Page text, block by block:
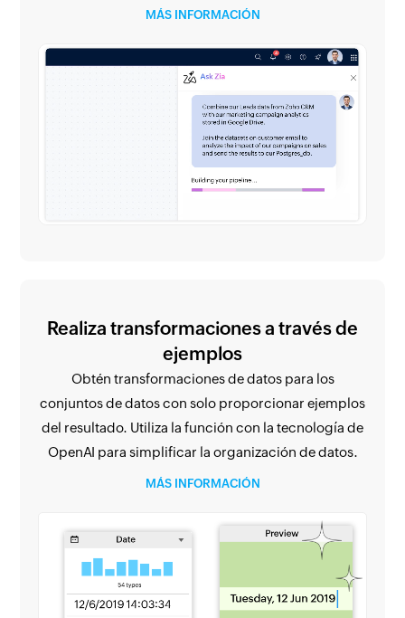
MÁS INFORMACIÓN
Realiza transformaciones a través de
ejemplos
Obtén transformaciones de datos para los
conjuntos de datos con solo proporcionar ejemplos
del resultado. Utiliza la función con la tecnología de
OpenAI para simplificar la organización de datos.
MÁS INFORMACIÓN